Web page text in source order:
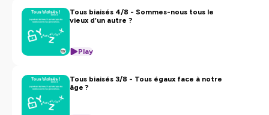
Tous biaisés 4/8 - Sommes-nous tous le
vieux d’un autre ?
Play
Tous biaisés 3/8 - Tous égaux face à notre
âge ?